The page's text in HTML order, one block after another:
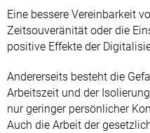
Eine bessere Vereinbarkeit
Zeitsouveränität oder die
positive Effekte der
Andererseits besteht die
Arbeitszeit und der
nur geringer persönlicher
Auch die Arbeit der